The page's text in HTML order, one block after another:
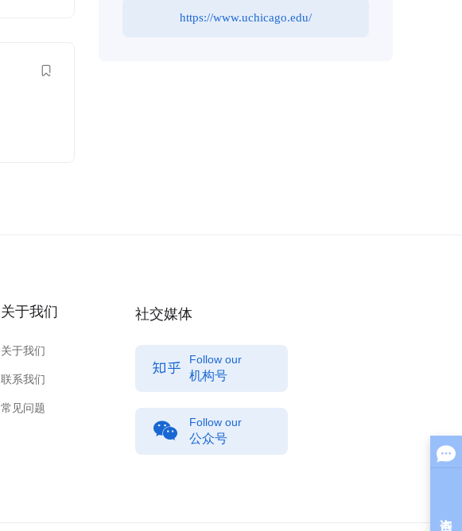
https://www.uchicago.edu/
关于我们
关于我们
联系我们
常见问题
社交媒体
Follow our
机构号
Follow our
公众号